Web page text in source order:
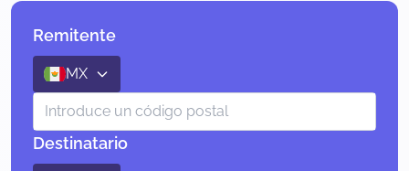
Remitente
MX
Destinatario